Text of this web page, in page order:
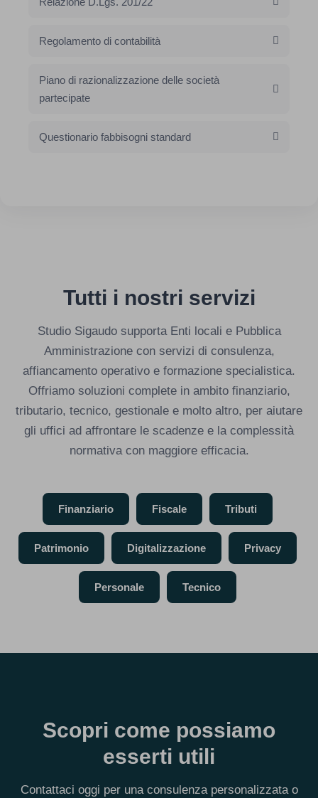
Regolamento di contabilità
Piano di razionalizzazione delle società
partecipate
Questionario fabbisogni standard
Tutti i nostri servizi
Studio Sigaudo supporta Enti locali e Pubblica
Amministrazione con servizi di consulenza,
affiancamento operativo e formazione specialistica.
Offriamo soluzioni complete in ambito finanziario,
tributario, tecnico, gestionale e molto altro, per aiutare
gli uffici ad affrontare le scadenze e la complessità
normativa con maggiore efficacia.
Finanziario Fiscale Tributi
Patrimonio Digitalizzazione Privacy
Personale Tecnico
Scopri come possiamo
esserti utili
Contattaci oggi per una consulenza personalizzata o